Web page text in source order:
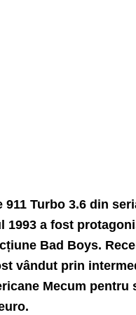
Turbo 3.6 din
1993 a fost
Bad Boys.
vândut prin
Mecum pentru